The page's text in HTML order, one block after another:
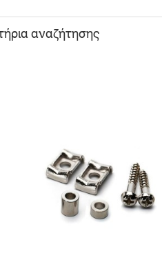
αναζήτησης